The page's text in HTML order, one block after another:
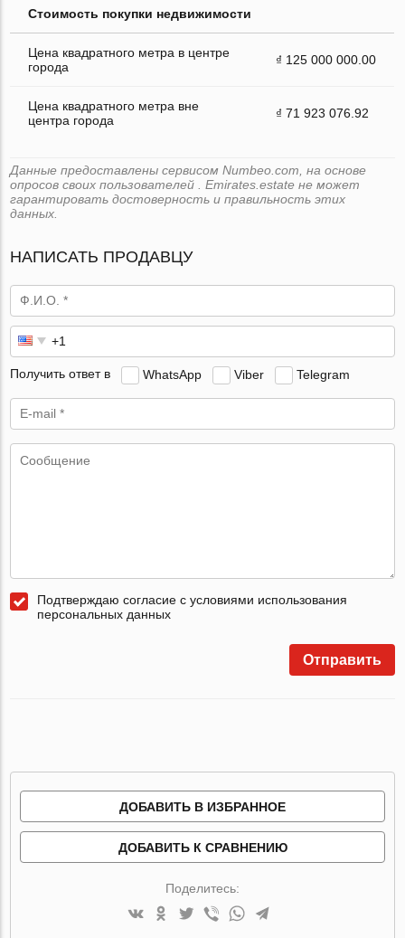
Стоимость покупки недвижимости
Цена квадратного метра в центре
города
₫ 125 000 000.00
Цена квадратного метра вне
центра города
₫ 71 923 076.92
Данные предоставлены сервисом Numbeo.com, на основе
опросов своих пользователей . Emirates.estate не может
гарантировать достоверность и правильность этих
данных.
НАПИСАТЬ ПРОДАВЦУ
Получить ответ в WhatsApp Viber Telegram
Подтверждаю согласие с условиями использования
персональных данных
Отправить
ДОБАВИТЬ В ИЗБРАННОЕ
ДОБАВИТЬ К СРАВНЕНИЮ
Поделитесь: